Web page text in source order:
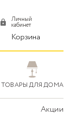
Личный
кабинет
Корзина
ТОВАРЫ ДЛЯ ДОМА
Акции